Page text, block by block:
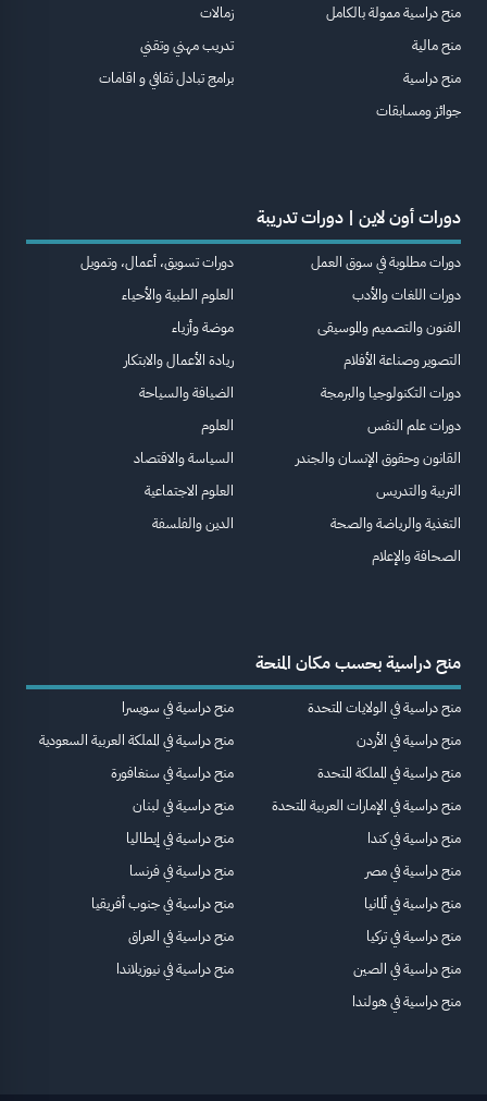
منح دراسية ممولة بالكامل
منح مالية
منح دراسية
جوائز ومسابقات
زمالات
تدريب مهني وتقني
برامج تبادل ثقافي و اقامات
دورات أون لاين | دورات تدريبة
دورات مطلوبة في سوق العمل
دورات اللغات والأدب
الفنون والتصميم والموسيقى
التصوير وصناعة الأفلام
دورات التكنولوجيا والبرمجة
دورات علم النفس
القانون وحقوق الإنسان والجندر
التربية والتدريس
التغذية والرياضة والصحة
الصحافة والإعلام
دورات تسويق، أعمال، وتمويل
العلوم الطبية والأحياء
موضة وأزياء
ريادة الأعمال والابتكار
الضيافة والسياحة
العلوم
السياسة والاقتصاد
العلوم الاجتماعية
الدين والفلسفة
منح دراسية بحسب مكان المنحة
منح دراسية في الولايات المتحدة
منح دراسية في الأردن
منح دراسية في المملكة المتحدة
منح دراسية في الإمارات العربية المتحدة
منح دراسية في كندا
منح دراسية في مصر
منح دراسية في ألمانيا
منح دراسية في تركيا
منح دراسية في الصين
منح دراسية في هولندا
منح دراسية في سويسرا
منح دراسية في المملكة العربية السعودية
منح دراسية في سنغافورة
منح دراسية في لبنان
منح دراسية في إيطاليا
منح دراسية في فرنسا
منح دراسية في جنوب أفريقيا
منح دراسية في العراق
منح دراسية في نيوزيلاندا